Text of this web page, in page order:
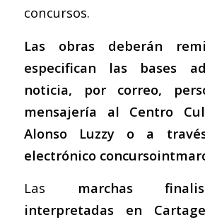
concursos.
Las obras deberán
especifican las bases
noticia, por correo,
mensajería al Centro
Alonso Luzzy o a
electrónico
Las marchas
interpretadas en